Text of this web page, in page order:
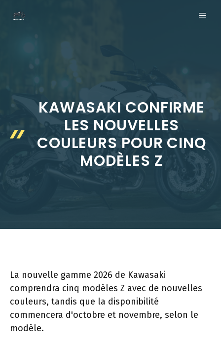
KAWASAKI CONFIRME
LES NOUVELLES
COULEURS POUR CINQ
MODÈLES Z
La nouvelle gamme 2026 de Kawasaki
comprendra cinq modèles Z avec de nouvelles
couleurs, tandis que la disponibilité
commencera d'octobre et novembre, selon le
modèle.